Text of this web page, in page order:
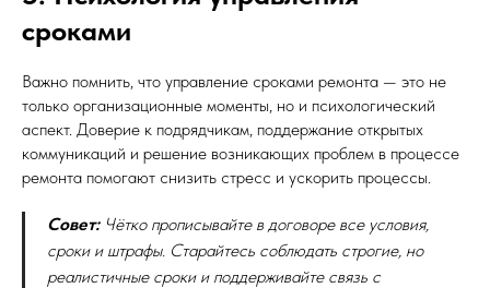
сроками
Важно помнить, что управление сроками ремонта — это не
только организационные моменты, но и психологический
аспект. Доверие к подрядчикам, поддержание открытых
коммуникаций и решение возникающих проблем в процессе
ремонта помогают снизить стресс и ускорить процессы.
Совет: Чётко прописывайте в договоре все условия,
сроки и штрафы. Старайтесь соблюдать строгие, но
реалистичные сроки и поддерживайте связь с